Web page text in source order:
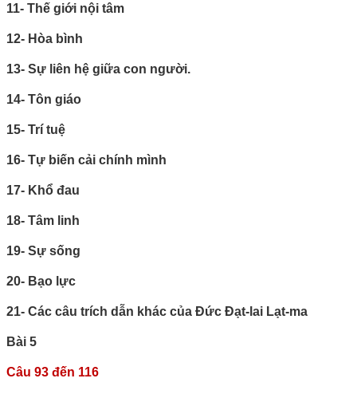
11- Thế giới nội tâm
12- Hòa bình
13- Sự liên hệ giữa con người.
14- Tôn giáo
15- Trí tuệ
16- Tự biến cải chính mình
17- Khổ đau
18- Tâm linh
19- Sự sống
20- Bạo lực
21- Các câu trích dẫn khác của Đức Đạt-lai Lạt-ma
Bài 5
Câu 93 đến 116